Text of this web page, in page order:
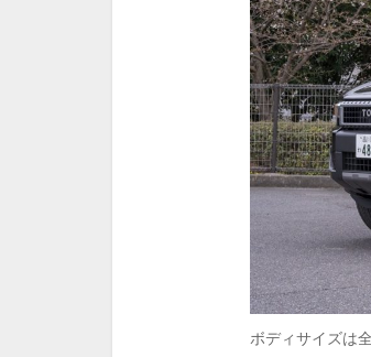
ボディサイズは